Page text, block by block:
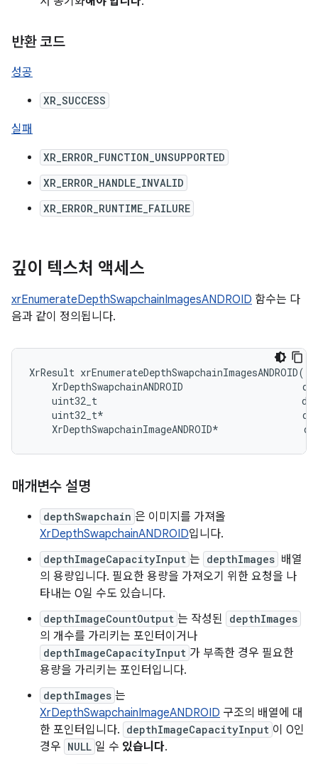
반환 코드
성공
XR_SUCCESS
실패
XR_ERROR_FUNCTION_UNSUPPORTED
XR_ERROR_HANDLE_INVALID
XR_ERROR_RUNTIME_FAILURE
깊이 텍스처 액세스
xrEnumerateDepthSwapchainImagesANDROID 함수는 다
음과 같이 정의됩니다.
XrResult xrEnumerateDepthSwapchainImagesANDROID(
XrDepthSwapchainANDROID
uint32_t
uint32_t*
매개변수 설명
depthSwapchain 은 이미지를 가져올
XrDepthSwapchainANDROID입니다.
depthImageCapacityInput 는 depthImages 배열
의 용량입니다. 필요한 용량을 가져오기 위한 요청을 나
타내는 0일 수도 있습니다.
depthImageCountOutput 는 작성된 depthImages
의 개수를 가리키는 포인터이거나
depthImageCapacityInput 가 부족한 경우 필요한
용량을 가리키는 포인터입니다.
depthImages 는
XrDepthSwapchainImageANDROID 구조의 배열에 대
한 포인터입니다. depthImageCapacityInput 이 0인
경우 NULL 일 수 있습니다.